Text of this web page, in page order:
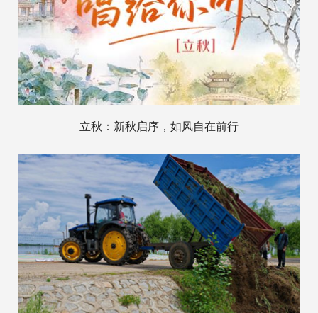
立秋：新秋启序，如风自在前行